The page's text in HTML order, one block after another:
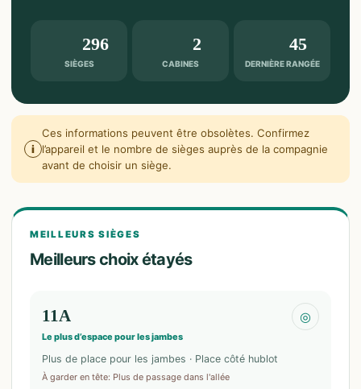
SIÈGES
296
CABINES
2
DERNIÈRE RANGÉE
45
i
Ces informations peuvent être obsolètes. Confirmez
l’appareil et le nombre de sièges auprès de la compagnie
avant de choisir un siège.
MEILLEURS SIÈGES
Meilleurs choix étayés
11A
Le plus d’espace pour les jambes
◎
Plus de place pour les jambes · Place côté hublot
À garder en tête: Plus de passage dans l'allée